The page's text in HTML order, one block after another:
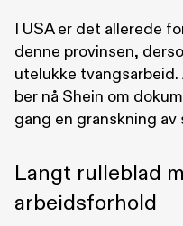
I USA er det allerede
denne provinsen,
utelukke
ber nå Shein om
gang en granskning av
Langt rulleblad
arbeidsforhold